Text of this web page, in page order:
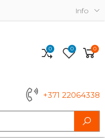
Info
+371 22064338
0 0 0